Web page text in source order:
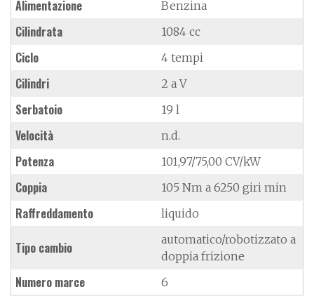
Alimentazione Benzina
Cilindrata 1084 cc
Ciclo 4 tempi
Cilindri 2 a V
Serbatoio 19 l
Velocità n.d.
Potenza 101,97/75,00 CV/kW
Coppia 105 Nm a 6250 giri min
Raffreddamento liquido
Tipo cambio
automatico/robotizzato a
doppia frizione
Numero marce 6